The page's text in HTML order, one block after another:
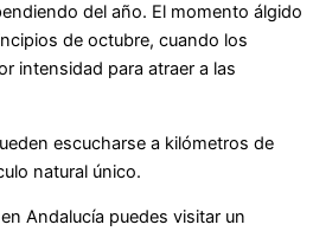
del año. El momento álgido
de octubre, cuando los
intensidad para atraer a las
escucharse a kilómetros de
natural único.
Andalucía puedes visitar un